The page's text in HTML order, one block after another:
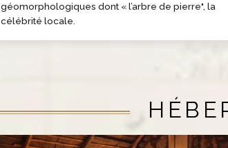
géomorphologiques dont « l’arbre de pierre", la
célébrité locale.